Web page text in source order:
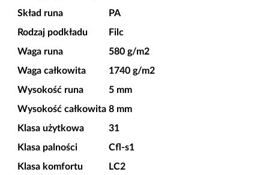
Skład runa
PA
Rodzaj podkładu
Filc
Waga runa
580 g/m2
Waga całkowita
1740 g/m2
Wysokość runa
5 mm
Wysokość całkowita 8 mm
Klasa użytkowa
31
Klasa palności
Cfl-s1
Klasa komfortu
LC2